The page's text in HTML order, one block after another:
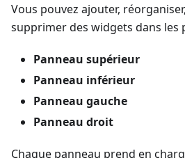
Vous pouvez ajouter,
supprimer des widgets dans les
Panneau supérieur
Panneau inférieur
Panneau gauche
Panneau droit
Chaque panneau prend en